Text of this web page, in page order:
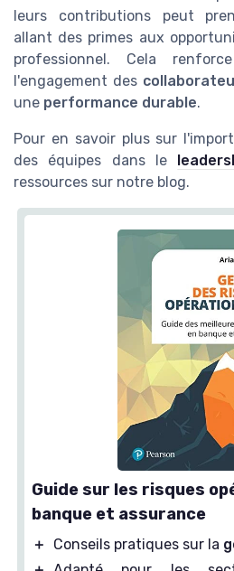
leurs contributions peut
allant des primes aux
professionnel. Cela
l'engagement des
une performance durable.
Pour en savoir plus sur
des équipes dans le
ressources sur notre blog.
Guide sur les risques
banque et assurance
＋ Conseils pratiques sur la